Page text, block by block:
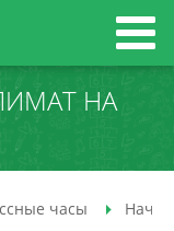
НА
часы